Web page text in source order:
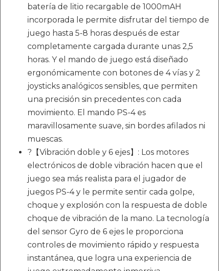
batería de litio recargable de 1000mAH
incorporada le permite disfrutar del tiempo de
juego hasta 5-8 horas después de estar
completamente cargada durante unas 2,5
horas. Y el mando de juego está diseñado
ergonómicamente con botones de 4 vías y 2
joysticks analógicos sensibles, que permiten
una precisión sin precedentes con cada
movimiento. El mando PS-4 es
maravillosamente suave, sin bordes afilados ni
muescas.
?【Vibración doble y 6 ejes】: Los motores
electrónicos de doble vibración hacen que el
juego sea más realista para el jugador de
juegos PS-4 y le permite sentir cada golpe,
choque y explosión con la respuesta de doble
choque de vibración de la mano. La tecnología
del sensor Gyro de 6 ejes le proporciona
controles de movimiento rápido y respuesta
instantánea, que logra una experiencia de